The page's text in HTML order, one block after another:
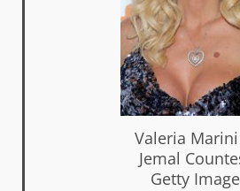
Valeria
Jemal
Getty